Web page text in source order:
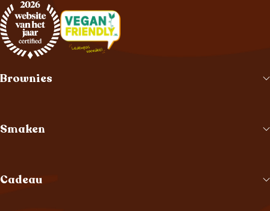
Brownies
Smaken
Cadeau